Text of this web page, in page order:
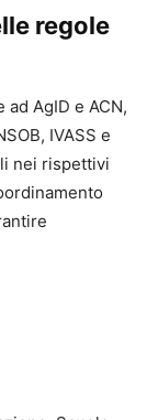
regole
AgID e ACN,
IVASS e
nei rispettivi